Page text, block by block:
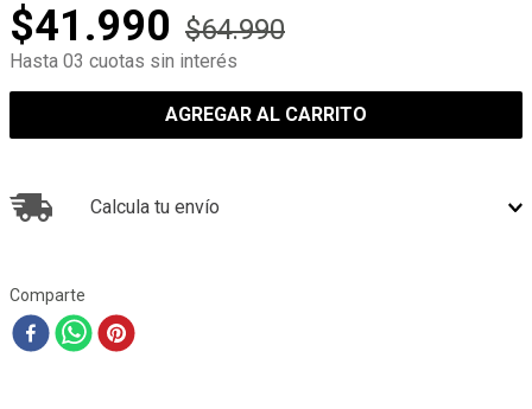
$41 .990 $64.990
Hasta 03 cuotas sin interés
AGREGAR AL CARRITO
Calcula tu envío
Comparte